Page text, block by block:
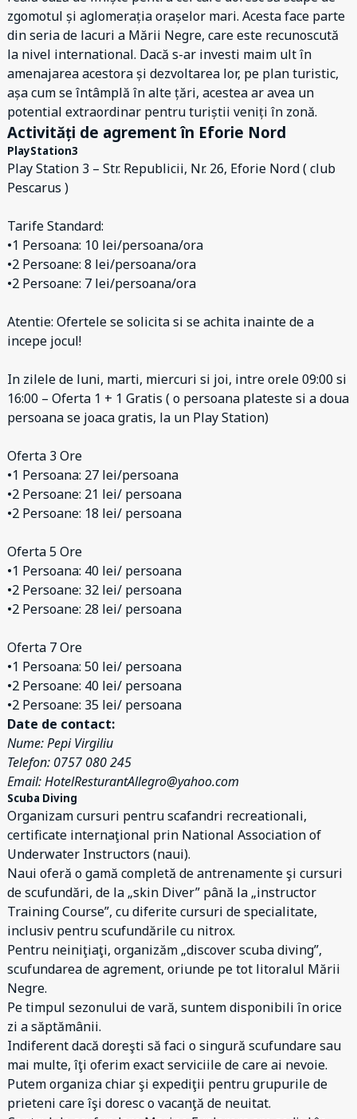
zgomotul și aglomerația orașelor mari. Acesta face parte
din seria de lacuri a Mării Negre, care este recunoscută
la nivel international. Dacă s-ar investi maim ult în
amenajarea acestora și dezvoltarea lor, pe plan turistic,
așa cum se întâmplă în alte țări, acestea ar avea un
potential extraordinar pentru turiștii veniți în zonă.
Activități de agrement în Eforie Nord
PlayStation3
Play Station 3 – Str. Republicii, Nr. 26, Eforie Nord ( club
Pescarus )
Tarife Standard:
•1 Persoana: 10 lei/persoana/ora
•2 Persoane: 8 lei/persoana/ora
•2 Persoane: 7 lei/persoana/ora
Atentie: Ofertele se solicita si se achita inainte de a
incepe jocul!
In zilele de luni, marti, miercuri si joi, intre orele 09:00 si
16:00 – Oferta 1 + 1 Gratis ( o persoana plateste si a doua
persoana se joaca gratis, la un Play Station)
Oferta 3 Ore
•1 Persoana: 27 lei/persoana
•2 Persoane: 21 lei/ persoana
•2 Persoane: 18 lei/ persoana
Oferta 5 Ore
•1 Persoana: 40 lei/ persoana
•2 Persoane: 32 lei/ persoana
•2 Persoane: 28 lei/ persoana
Oferta 7 Ore
•1 Persoana: 50 lei/ persoana
•2 Persoane: 40 lei/ persoana
•2 Persoane: 35 lei/ persoana
Date de contact:
Nume: Pepi Virgiliu
Telefon: 0757 080 245
Email: HotelResturantAllegro@yahoo.com
Scuba Diving
Organizam cursuri pentru scafandri recreationali,
certificate internaţional prin National Association of
Underwater Instructors (naui).
Naui oferă o gamă completă de antrenamente şi cursuri
de scufundări, de la „skin Diver” până la „instructor
Training Course”, cu diferite cursuri de specialitate,
inclusiv pentru scufundările cu nitrox.
Pentru neiniţiaţi, organizăm „discover scuba diving”,
scufundarea de agrement, oriunde pe tot litoralul Mării
Negre.
Pe timpul sezonului de vară, suntem disponibili în orice
zi a săptămânii.
Indiferent dacă doreşti să faci o singură scufundare sau
mai multe, îţi oferim exact serviciile de care ai nevoie.
Putem organiza chiar şi expediţii pentru grupurile de
prieteni care îşi doresc o vacanţă de neuitat.